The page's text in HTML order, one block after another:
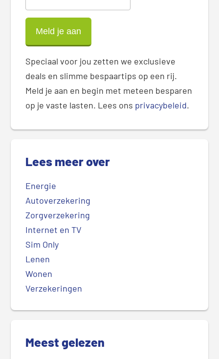
Speciaal voor jou zetten we exclusieve
deals en slimme bespaartips op een rij.
Meld je aan en begin met meteen besparen
op je vaste lasten. Lees ons privacybeleid.
Lees meer over
Energie
Autoverzekering
Zorgverzekering
Internet en TV
Sim Only
Lenen
Wonen
Verzekeringen
Meest gelezen